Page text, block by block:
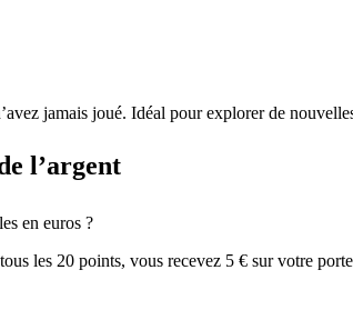
jamais joué. Idéal pour explorer de
l’argent
en euros ?
les 20 points, vous recevez 5 € sur votre